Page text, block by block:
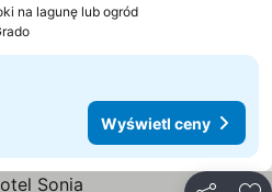
na lagunę lub ogród
Wyświetl ceny